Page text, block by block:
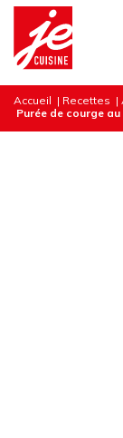
Accueil | Recettes |
Purée de courge